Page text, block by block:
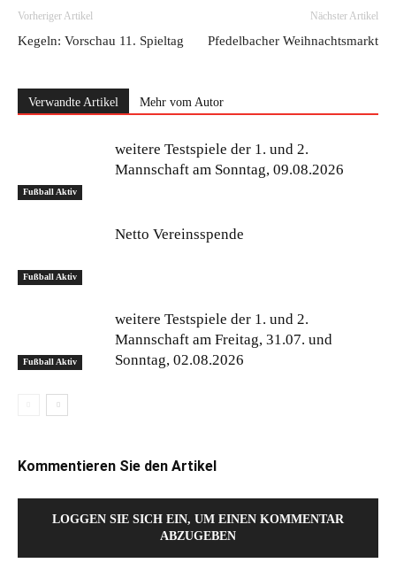
Vorheriger Artikel
Kegeln: Vorschau 11. Spieltag
Nächster Artikel
Pfedelbacher Weihnachtsmarkt
Verwandte Artikel Mehr vom Autor
Fußball Aktiv
weitere Testspiele der 1. und 2.
Mannschaft am Sonntag, 09.08.2026
Fußball Aktiv
Netto Vereinsspende
Fußball Aktiv
weitere Testspiele der 1. und 2.
Mannschaft am Freitag, 31.07. und
Sonntag, 02.08.2026
Kommentieren Sie den Artikel
LOGGEN SIE SICH EIN, UM EINEN KOMMENTAR
ABZUGEBEN